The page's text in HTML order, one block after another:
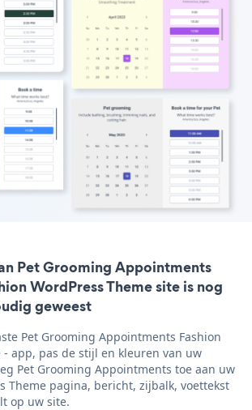
Pet Grooming Appointments
WordPress Theme site is nog
geweest
Pet Grooming Appointments Fashion
- app, pas de stijl en kleuren van uw
Pet Grooming Appointments toe aan uw
Theme pagina, bericht, zijbalk, voettekst
op uw site.